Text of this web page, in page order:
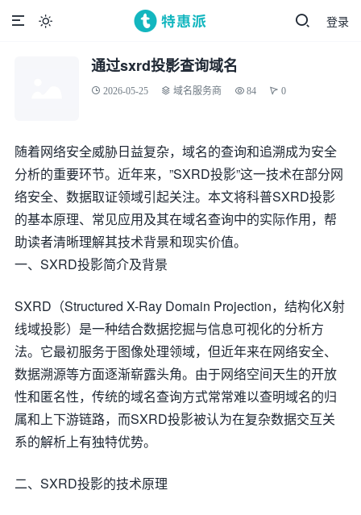
登录

通过sxrd投影查询域名
2026-05-25 域名服务商 84 0
随着网络安全威胁日益复杂，域名的查询和追溯成为安全
分析的重要环节。近年来，”SXRD投影”这一技术在部分网
络安全、数据取证领域引起关注。本文将科普SXRD投影
的基本原理、常见应用及其在域名查询中的实际作用，帮
助读者清晰理解其技术背景和现实价值。
一、SXRD投影简介及背景
SXRD（Structured X-Ray Domain Projection，结构化X射
线域投影）是一种结合数据挖掘与信息可视化的分析方
法。它最初服务于图像处理领域，但近年来在网络安全、
数据溯源等方面逐渐崭露头角。由于网络空间天生的开放
性和匿名性，传统的域名查询方式常常难以查明域名的归
属和上下游链路，而SXRD投影被认为在复杂数据交互关
系的解析上有独特优势。
二、SXRD投影的技术原理